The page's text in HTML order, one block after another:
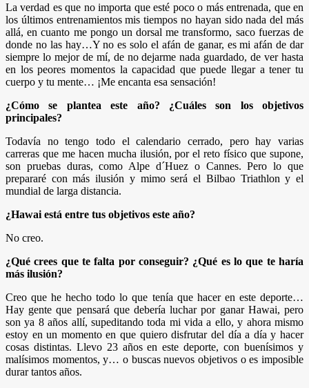
La verdad es que no importa que esté poco o más entrenada, que en
los últimos entrenamientos mis tiempos no hayan sido nada del más
allá, en cuanto me pongo un dorsal me transformo, saco fuerzas de
donde no las hay…Y no es solo el afán de ganar, es mi afán de dar
siempre lo mejor de mí, de no dejarme nada guardado, de ver hasta
en los peores momentos la capacidad que puede llegar a tener tu
cuerpo y tu mente… ¡Me encanta esa sensación!
¿Cómo se plantea este año? ¿Cuáles son los objetivos
principales?
Todavía no tengo todo el calendario cerrado, pero hay varias
carreras que me hacen mucha ilusión, por el reto físico que supone,
son pruebas duras, como Alpe d´Huez o Cannes. Pero lo que
prepararé con más ilusión y mimo será el Bilbao Triathlon y el
mundial de larga distancia.
¿Hawai está entre tus objetivos este año?
No creo.
¿Qué crees que te falta por conseguir? ¿Qué es lo que te haría
más ilusión?
Creo que he hecho todo lo que tenía que hacer en este deporte…
Hay gente que pensará que debería luchar por ganar Hawai, pero
son ya 8 años allí, supeditando toda mi vida a ello, y ahora mismo
estoy en un momento en que quiero disfrutar del día a día y hacer
cosas distintas. Llevo 23 años en este deporte, con buenísimos y
malísimos momentos, y… o buscas nuevos objetivos o es imposible
durar tantos años.